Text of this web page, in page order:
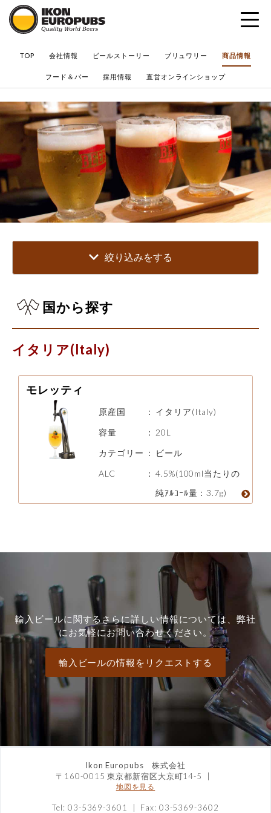
TOP 会社情報 ビールストーリー ブリュワリー 商品情報
フード＆バー 採用情報 直営オンラインショップ
絞り込みをする
国から探す
イタリア(Italy)
モレッティ
原産国 ： イタリア(Italy)
容量
： 20L
カテゴリー ：
ビール
ALC
： 4.5%(100ml当たりの
純ｱﾙｺｰﾙ量：3.7g)
輸入ビールに関するさらに詳しい情報については、弊社
にお気軽にお問い合わせください。
輸入ビールの情報をリクエストする
Ikon Europubs 株式会社
〒160-0015 東京都新宿区大京町14-5
地図を見る
Tel: 03-5369-3601 | Fax: 03-5369-3602